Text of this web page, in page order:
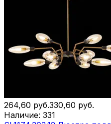
264,60 руб.330,60 руб.
Наличие: 331